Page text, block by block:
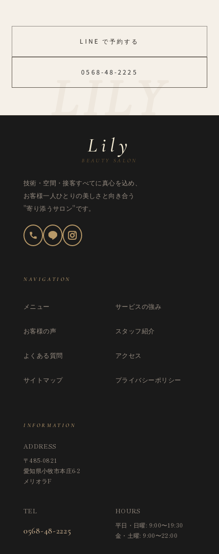
LINE で予約する
0568-48-2225
Lily
BEAUTY SALON
技術・空間・接客すべてに真心を込め、
お客様一人ひとりの美しさと向き合う
"寄り添うサロン"です。
NAVIGATION
メニュー サービスの強み
お客様の声 スタッフ紹介
よくある質問 アクセス
サイトマップ プライバシーポリシー
INFORMATION
ADDRESS
〒485-0821
愛知県小牧市本庄6-2
メリオラF
TEL
0568-48-2225
HOURS
平日・日曜: 9:00〜19:30
金・土曜: 9:00〜22:00